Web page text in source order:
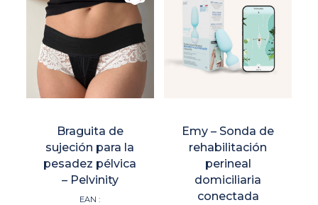
Braguita de
sujeción para la
pesadez pélvica
– Pelvinity
EAN :
Emy – Sonda de
rehabilitación
perineal
domiciliaria
conectada